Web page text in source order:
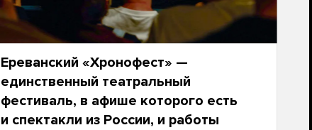
Ереванский «Хронофест» —
единственный театральный
фестиваль, в афише которого есть
и спектакли из России, и работы